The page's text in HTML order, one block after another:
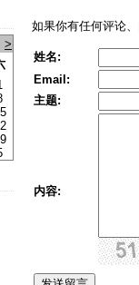
>
如果你有任何评论
姓名:
Email:
主题:
内容: